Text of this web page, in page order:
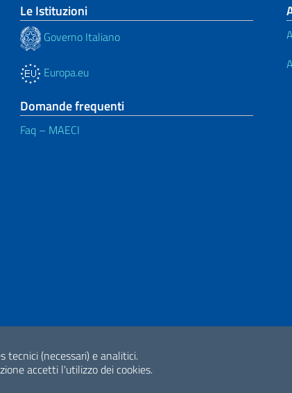
tecnici (necessari) e analitici.
accetti l'utilizzo dei cookies.
Le Istituzioni
Governo Italiano
Europa.eu
Domande frequenti
Faq – MAECI
2026 Copyright